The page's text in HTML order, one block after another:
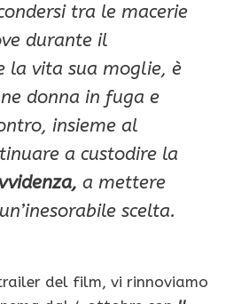
tra le macerie
durante il
la vita sua moglie, è
donna in fuga e
insieme al
a custodire la
a mettere
scelta.
del film, vi rinnoviamo